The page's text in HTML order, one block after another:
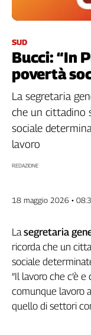
Internazionale
Categorie
Filcams
Filctem
Fillea
Fiom
Flai
Fp
Slc
Spi
Inca
Caaf
Speciali
SUD
Bucci: “In
povertà
La segretaria
che un cittadino
sociale
lavoro
REDAZIONE
18 maggio 2026 •
Lasegretaria
ricorda che un
sociale
“Il lavoro che c’è
comunque lavoro
quello di settori